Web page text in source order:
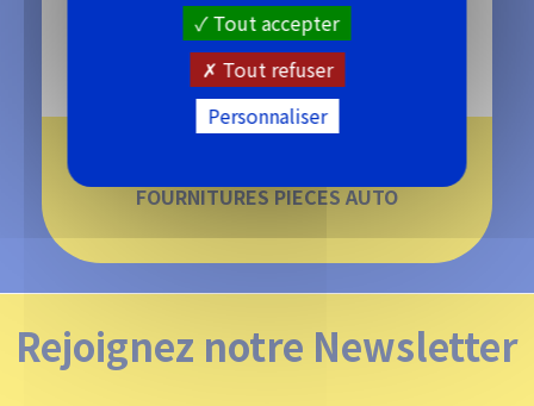
En savoir +
FOURNITURES PIECES AUTO
Rejoignez notre Newsletter
Tout accepter
Tout refuser
Personnaliser